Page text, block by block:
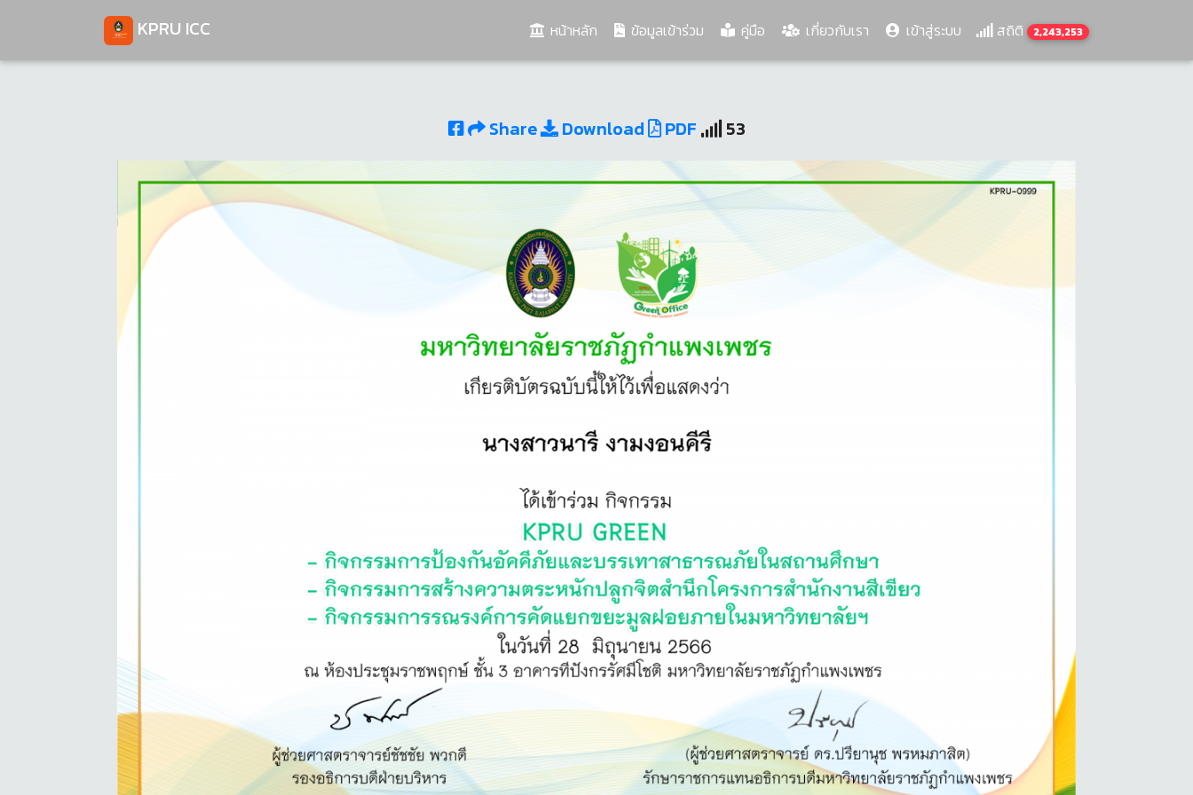
KPRU ICC หน้าหลัก(current)ข้อมูลเข้าร่วม คู่มือ เกี่ยวกับเรา เข้าสู่ระบบ สถิติ 2,243,253
Share Download PDF 53